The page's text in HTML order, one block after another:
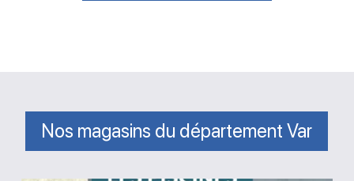
Nos magasins du département Var